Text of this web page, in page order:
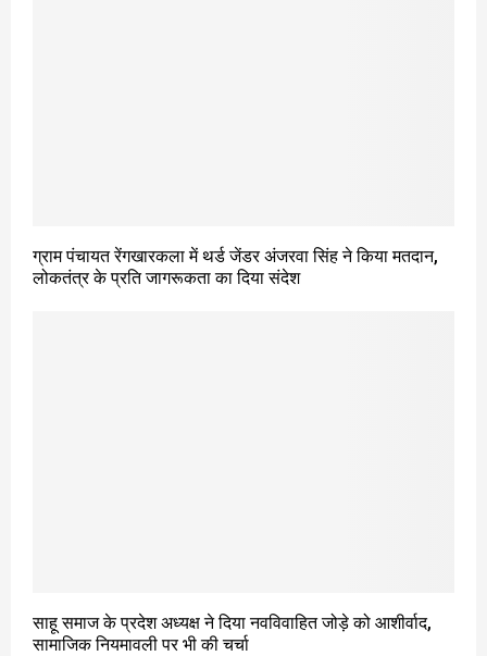
ग्राम पंचायत रेंगखारकला में थर्ड जेंडर अंजरवा सिंह ने किया मतदान,
लोकतंत्र के प्रति जागरूकता का दिया संदेश
साहू समाज के प्रदेश अध्यक्ष ने दिया नवविवाहित जोड़े को आशीर्वाद,
सामाजिक नियमावली पर भी की चर्चा